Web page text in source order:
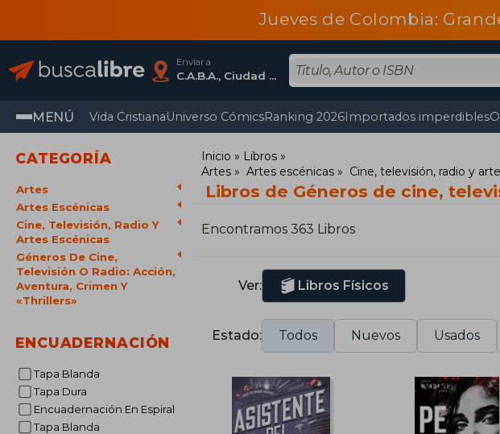
Jueves de Colombia:
Enviar a
C.A.B.A., Ciudad Autónoma De Buenos Aires
MENÚ Vida CristianaUniverso CómicsRanking 2026Importados imperdibles
CATEGORÍA
Artes
Artes Escénicas
Cine, Televisión, Radio Y
Artes Escénicas
Géneros De Cine,
Televisión O Radio: Acción,
Aventura, Crimen Y
«Thrillers»
ENCUADERNACIÓN
Tapa Blanda
Tapa Dura
Encuadernación En Espiral
Tapa Blanda
Inicio
Libros
Artes
Artes escénicas Cine, televisión, radio y
Libros de Géneros de cine,
Encontramos 363 Libros
Ver: Libros Físicos
Estado: Todos Nuevos Usados